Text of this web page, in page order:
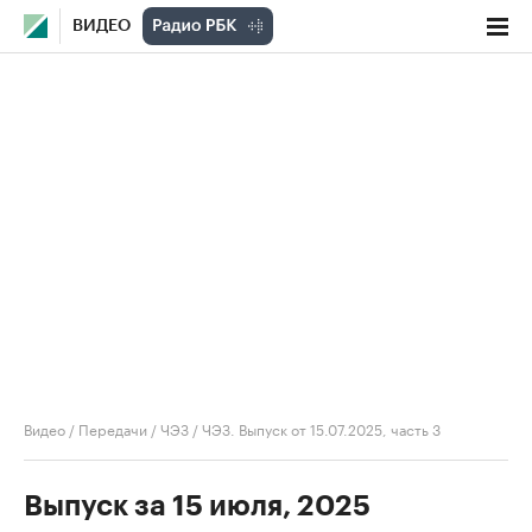
ВИДЕО
Видео / Передачи /ЧЭЗ /ЧЭЗ. Выпуск от 15.07.2025, часть 3
Выпуск за 15 июля, 2025